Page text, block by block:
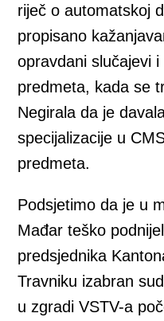
riječ o automatskoj
propisano
opravdani slučajevi
predmeta, kada se
Negirala da je
specijalizacije u
predmeta.
Podsjetimo da je u
Mađar teško
predsjednika
Travniku izabran
u zgradi VSTV-a